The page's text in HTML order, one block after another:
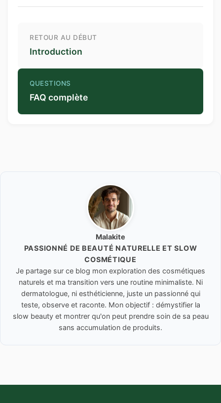
RETOUR AU DÉBUT
Introduction
QUESTIONS
FAQ complète
Malakite
PASSIONNÉ DE BEAUTÉ NATURELLE ET SLOW
COSMÉTIQUE
Je partage sur ce blog mon exploration des cosmétiques
naturels et ma transition vers une routine minimaliste. Ni
dermatologue, ni esthéticienne, juste un passionné qui
teste, observe et raconte. Mon objectif : démystifier la
slow beauty et montrer qu'on peut prendre soin de sa peau
sans accumulation de produits.